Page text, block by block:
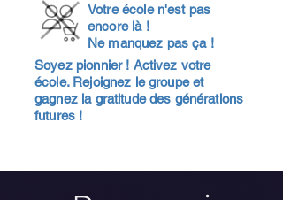
Votre école n'est pas
encore là !
Ne manquez pas ça !
Soyez pionnier ! Activez votre
école. Rejoignez le groupe et
gagnez la gratitude des générations
futures !